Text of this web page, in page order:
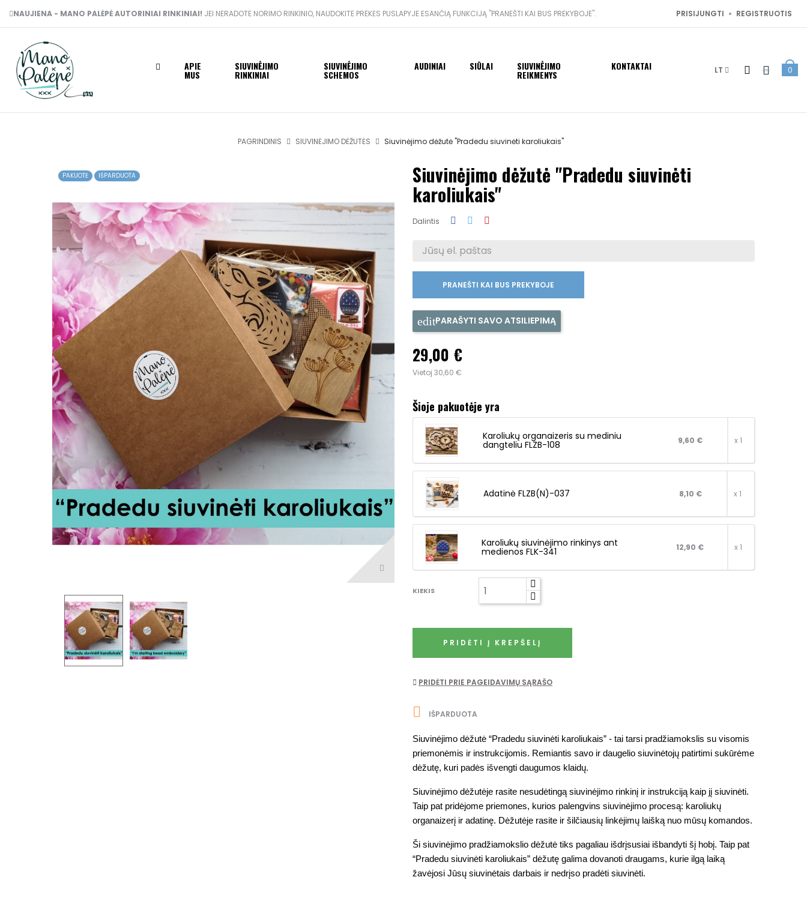
NAUJIENA - MANO PALĖPĖ AUTORINIAI RINKINIAI! JEI NERADOTE NORIMO RINKINIO, NAUDOKITE PREKĖS PUSLAPYJE ESANČIĄ FUNKCIJĄ "PRANEŠTI KAI BUS PREKYBOJE". PRISIJUNGTI REGISTRUOTIS
APIE
MUS
SIUVINĖJIMO
RINKINIAI
SIUVINĖJIMO
SCHEMOS
AUDINIAI SIŪLAI SIUVINĖJIMO
REIKMENYS
KONTAKTAI LT 0
PAGRINDINIS SIUVINĖJIMO DĖŽUTĖS Siuvinėjimo dėžutė "Pradedu siuvinėti karoliukais"
PAKUOTĖ IŠPARDUOTA Siuvinėjimo dėžutė "Pradedu siuvinėti
karoliukais"
Dalintis
PRANEŠTI KAI BUS PREKYBOJE
PARAŠYTI SAVO ATSILIEPIMĄ
29,00 €
Vietoj 30,60 €
Šioje pakuotėje yra
Karoliukų organaizeris su mediniu
dangteliu FLZB-108 9,60 € x 1
Adatinė FLZB(N)-037 8,10 € x 1
Karoliukų siuvinėjimo rinkinys ant
medienos FLK-341 12,90 € x 1
KIEKIS
PRIDĖTI Į KREPŠELĮ
PRIDĖTI PRIE PAGEIDAVIMŲ SĄRAŠO
 IŠPARDUOTA
Siuvinėjimo dėžutė “Pradedu siuvinėti karoliukais” - tai tarsi pradžiamokslis su visomis
priemonėmis ir instrukcijomis. Remiantis savo ir daugelio siuvinėtojų patirtimi sukūrėme
dėžutę, kuri padės išvengti daugumos klaidų.
Siuvinėjimo dėžutėje rasite nesudėtingą siuvinėjimo rinkinį ir instrukciją kaip jį siuvinėti.
Taip pat pridėjome priemones, kurios palengvins siuvinėjimo procesą: karoliukų
organaizerį ir adatinę. Dėžutėje rasite ir šilčiausių linkėjimų laišką nuo mūsų komandos.
Ši siuvinėjimo pradžiamokslio dėžutė tiks pagaliau išdrįsusiai išbandyti šį hobį. Taip pat
“Pradedu siuvinėti karoliukais” dėžutę galima dovanoti draugams, kurie ilgą laiką
žavėjosi Jūsų siuvinėtais darbais ir nedrįso pradėti siuvinėti.